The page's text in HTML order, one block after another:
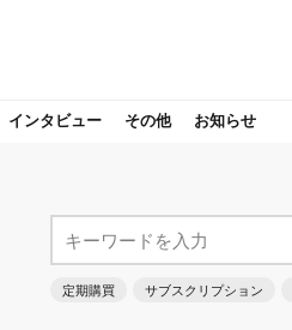
インタビュー その他 お知らせ
定期購買 サブスクリプション